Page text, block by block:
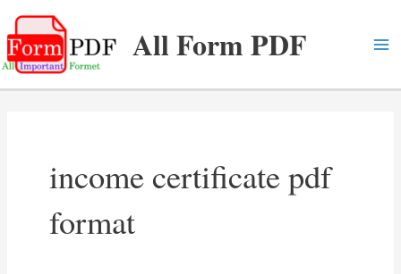
to
content
All Form PDF
income certificate pdf
format